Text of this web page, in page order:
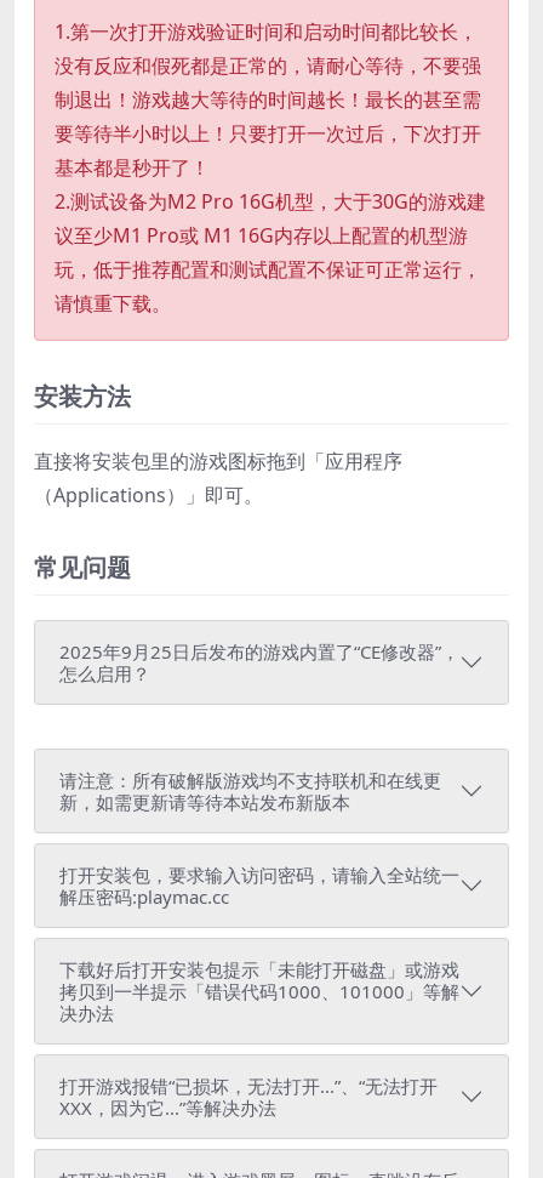
1.第一次打开游戏验证时间和启动时间都比较长，
没有反应和假死都是正常的，请耐心等待，不要强
制退出！游戏越大等待的时间越长！最长的甚至需
要等待半小时以上！只要打开一次过后，下次打开
基本都是秒开了！
2.测试设备为M2 Pro 16G机型，大于30G的游戏建
议至少M1 Pro或 M1 16G内存以上配置的机型游
玩，低于推荐配置和测试配置不保证可正常运行，
请慎重下载。
安装方法
直接将安装包里的游戏图标拖到「应用程序
（Applications）」即可。
常见问题
2025年9月25日后发布的游戏内置了“CE修改器”，
怎么启用？
请注意：所有破解版游戏均不支持联机和在线更
新，如需更新请等待本站发布新版本
打开安装包，要求输入访问密码，请输入全站统一
解压密码:playmac.cc
下载好后打开安装包提示「未能打开磁盘」或游戏
拷贝到一半提示「错误代码1000、101000」等解
决办法
打开游戏报错“已损坏，无法打开...”、“无法打开
XXX，因为它...”等解决办法